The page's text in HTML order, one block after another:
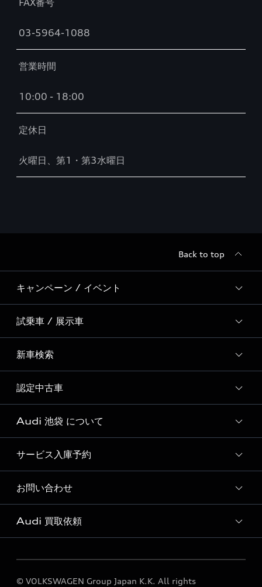
FAX番号
03-5964-1088
営業時間
10:00 - 18:00
定休日
火曜日、第1・第3水曜日
Back to top
キャンペーン / イベント
全国統一イベント
ディーラー独自イベント
試乗車 / 展示車
試乗予約
試乗車・展示車一覧
新車検索
新車検索
認定中古車
Audi認定中古車検索
Audi 池袋 について
Audi 池袋 店舗情報
Audi 池袋 認定中古車コーナー
Audi 池袋 運営会社概要
定期点検 / 車検 料金表
サービス入庫予約
Audi 池袋 サービス入庫予約
お問い合わせ
各種お問い合わせ
Audi 買取依頼
買取ページ
© VOLKSWAGEN Group Japan K.K. All rights